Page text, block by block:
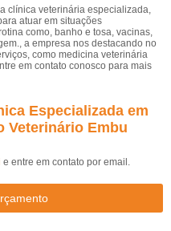
clínica veterinária especializada,
atuar em situações
como, banho e tosa, vacinas,
a empresa nos destacando no
como medicina veterinária
em contato conosco para mais
Especializada em
Veterinário Embu
e entre em contato por email.